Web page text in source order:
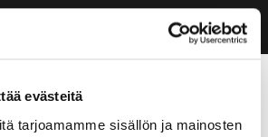
evästeitä
tarjoamamme sisällön ja mainosten